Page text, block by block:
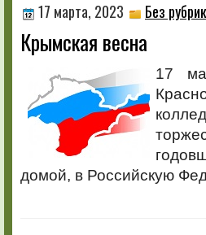
17 марта, 2023 Без
Крымская весна
17
домой, в Российскую